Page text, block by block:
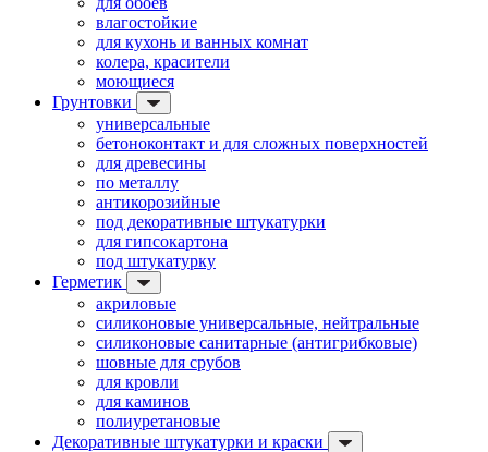
влагостойкие
для кухонь и ванных комнат
колера, красители
моющиеся
Грунтовки
универсальные
бетоноконтакт и для сложных поверхностей
для древесины
по металлу
антикорозийные
под декоративные штукатурки
для гипсокартона
под штукатурку
Герметик
акриловые
силиконовые универсальные, нейтральные
силиконовые санитарные (антигрибковые)
шовные для срубов
для кровли
для каминов
полиуретановые
Декоративные штукатурки и краски